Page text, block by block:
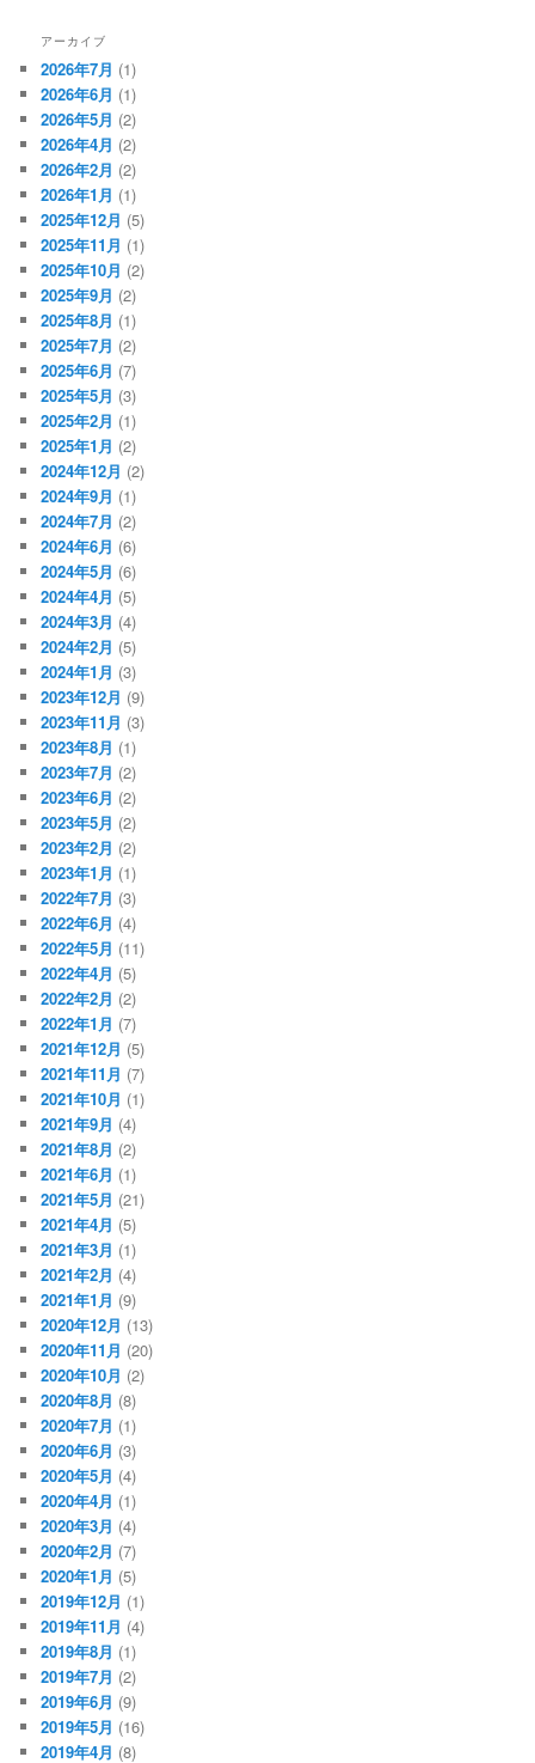
アーカイブ
2026年7月 (1)
2026年6月 (1)
2026年5月 (2)
2026年4月 (2)
2026年2月 (2)
2026年1月 (1)
2025年12月 (5)
2025年11月 (1)
2025年10月 (2)
2025年9月 (2)
2025年8月 (1)
2025年7月 (2)
2025年6月 (7)
2025年5月 (3)
2025年2月 (1)
2025年1月 (2)
2024年12月 (2)
2024年9月 (1)
2024年7月 (2)
2024年6月 (6)
2024年5月 (6)
2024年4月 (5)
2024年3月 (4)
2024年2月 (5)
2024年1月 (3)
2023年12月 (9)
2023年11月 (3)
2023年8月 (1)
2023年7月 (2)
2023年6月 (2)
2023年5月 (2)
2023年2月 (2)
2023年1月 (1)
2022年7月 (3)
2022年6月 (4)
2022年5月 (11)
2022年4月 (5)
2022年2月 (2)
2022年1月 (7)
2021年12月 (5)
2021年11月 (7)
2021年10月 (1)
2021年9月 (4)
2021年8月 (2)
2021年6月 (1)
2021年5月 (21)
2021年4月 (5)
2021年3月 (1)
2021年2月 (4)
2021年1月 (9)
2020年12月 (13)
2020年11月 (20)
2020年10月 (2)
2020年8月 (8)
2020年7月 (1)
2020年6月 (3)
2020年5月 (4)
2020年4月 (1)
2020年3月 (4)
2020年2月 (7)
2020年1月 (5)
2019年12月 (1)
2019年11月 (4)
2019年8月 (1)
2019年7月 (2)
2019年6月 (9)
2019年5月 (16)
2019年4月 (8)